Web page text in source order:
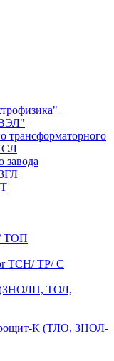
трансформаторного
завода
ТОП
TCH/ TP/ С
(ЗНОЛП, ТОЛ,
К (ТЛО, ЗНОЛ-